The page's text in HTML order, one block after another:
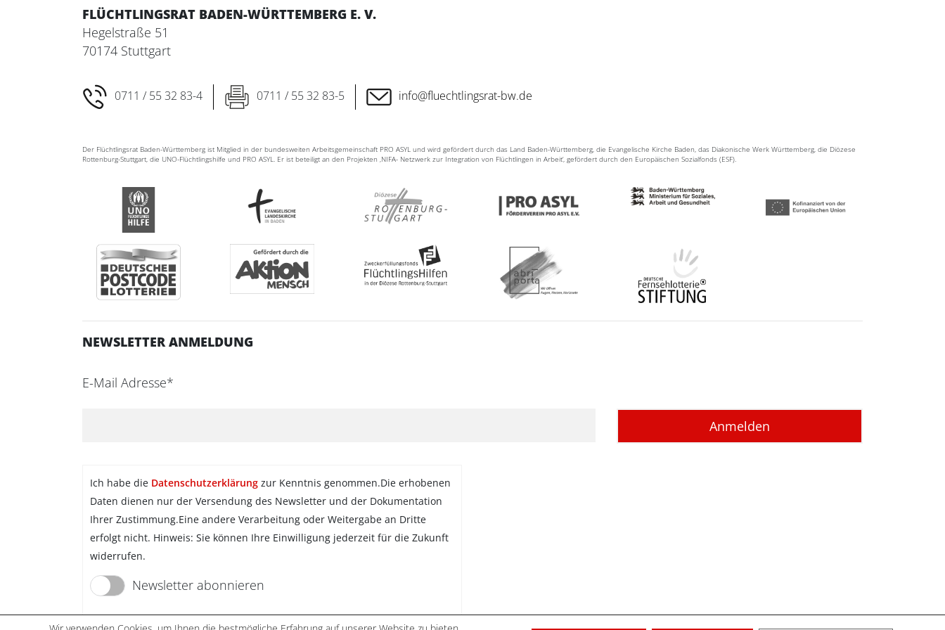
FLÜCHTLINGSRAT BADEN-WÜRTTEMBERG E. V.
Hegelstraße 51
70174 Stuttgart
0711 / 55 32 83-4 0711 / 55 32 83-5 info@fluechtlingsrat-bw.de
Der Flüchtlingsrat Baden-Württemberg ist Mitglied in der bundesweiten Arbeitsgemeinschaft PRO ASYL und wird gefördert durch das Land Baden-Württemberg, die Evangelische Kirche Baden, das Diakonische Werk Württemberg, die Diözese
Rottenburg-Stuttgart, die UNO-Flüchtlingshilfe und PRO ASYL. Er ist beteiligt an den Projekten ‚NIFA- Netzwerk zur Integration von Flüchtlingen in Arbeit‘, gefördert durch den Europäischen Sozialfonds (ESF).
NEWSLETTER ANMELDUNG
E-Mail Adresse*
Ich habe die Datenschutzerklärung zur Kenntnis genommen.Die erhobenen
Daten dienen nur der Versendung des Newsletter und der Dokumentation
Ihrer Zustimmung.Eine andere Verarbeitung oder Weitergabe an Dritte
erfolgt nicht. Hinweis: Sie können Ihre Einwilligung jederzeit für die Zukunft
widerrufen.
Newsletter abonnieren